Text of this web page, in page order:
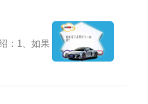
：1、如果